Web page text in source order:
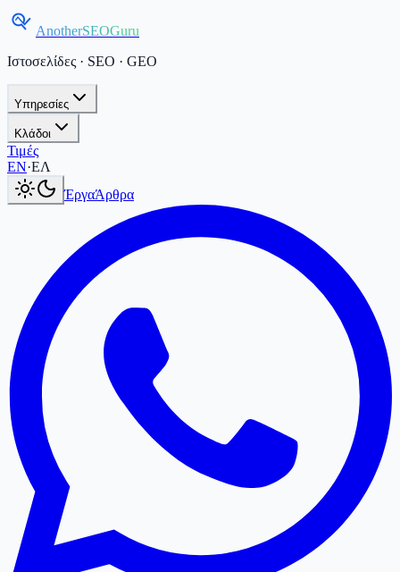
AnotherSEOGuru
Ιστοσελίδες · SEO · GEO
Υπηρεσίες
Κλάδοι
Τιμές
EN·ΕΛ
ΈργαΆρθρα